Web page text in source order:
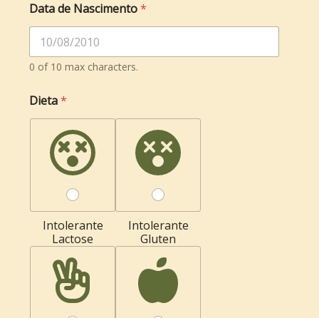
Data de Nascimento*
0 of 10 max characters.
l
t
m
r
Dieta*
Intolerante
Lactose
Intolerante
Gluten